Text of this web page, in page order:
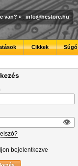
van? » info@hestore.hu
Cikkek Súgó
👁︎
bejelentkezve